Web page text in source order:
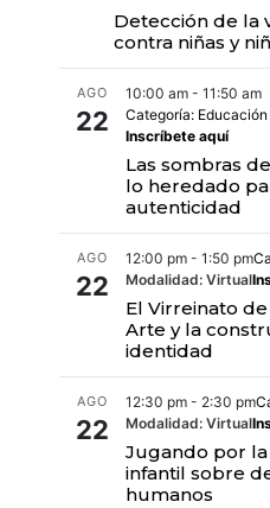
Detección de la
contra niñas y
AGO
22
10:00 am - 11:50 am
Categoría:
Inscríbete aquí
Las sombras
lo heredado
autenticidad
AGO
22
12:00 pm - 1:50 pm
Modalidad: Virtual
El Virreinato
Arte y la
identidad
AGO
22
12:30 pm - 2:30 pm
Modalidad: Virtual
Jugando por
infantil sobre
humanos